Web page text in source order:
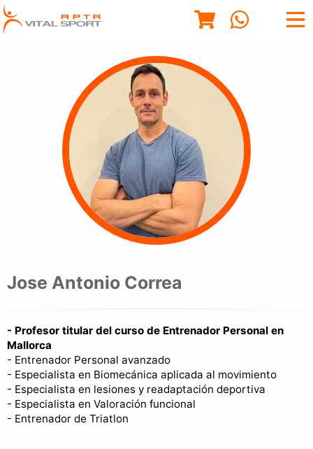
Jose Antonio Correa
- Profesor titular del curso de Entrenador Personal en
Mallorca
- Entrenador Personal avanzado
- Especialista en Biomecánica aplicada al movimiento
- Especialista en lesiones y readaptación deportiva
- Especialista en Valoración funcional
- Entrenador de Triatlon